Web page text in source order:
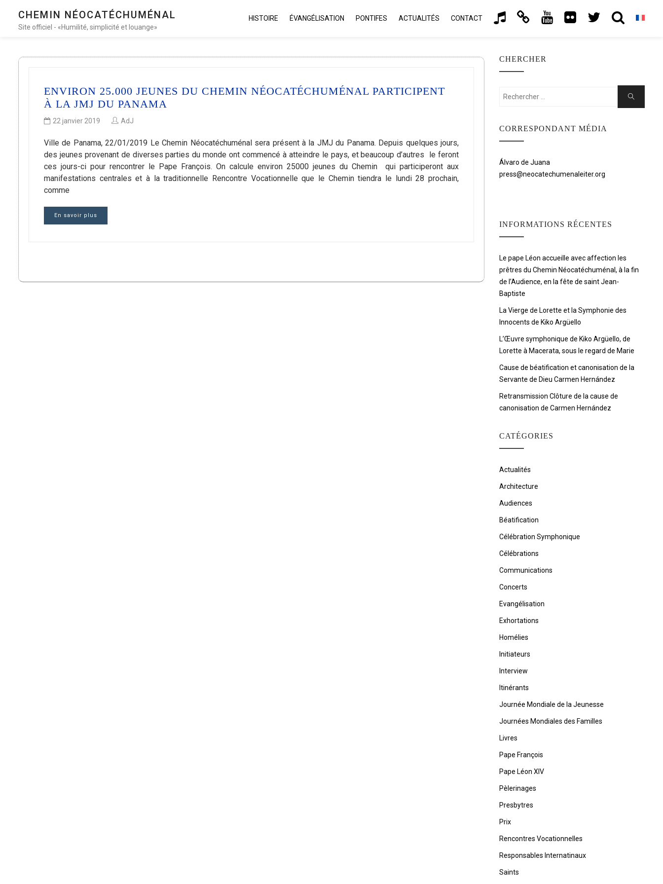
CHEMIN NÉOCATÉCHUMÉNAL
Site officiel - «Humilité, simplicité et louange»
HISTOIRE ÉVANGÉLISATION PONTIFES ACTUALITÉS CONTACT
ENVIRON 25.000 JEUNES DU CHEMIN NÉOCATÉCHUMÉNAL PARTICIPENT
À LA JMJ DU PANAMA
22 janvier 2019 AdJ
Ville de Panama, 22/01/2019 Le Chemin Néocatéchuménal sera présent à la JMJ du Panama. Depuis quelques jours,
des jeunes provenant de diverses parties du monde ont commencé à atteindre le pays, et beaucoup d’autres le feront
ces jours-ci pour rencontrer le Pape François. On calcule environ 25000 jeunes du Chemin qui participeront aux
manifestations centrales et à la traditionnelle Rencontre Vocationnelle que le Chemin tiendra le lundi 28 prochain,
comme
En savoir plus
CHERCHER
Rechercher:
Chercher
CORRESPONDANT MÉDIA
Álvaro de Juana
press@neocatechumenaleiter.org
INFORMATIONS RÉCENTES
Le pape Léon accueille avec affection les
prêtres du Chemin Néocatéchuménal, à la fin
de l’Audience, en la fête de saint Jean-
Baptiste
La Vierge de Lorette et la Symphonie des
Innocents de Kiko Argüello
L’Œuvre symphonique de Kiko Argüello, de
Lorette à Macerata, sous le regard de Marie
Cause de béatification et canonisation de la
Servante de Dieu Carmen Hernández
Retransmission Clôture de la cause de
canonisation de Carmen Hernández
CATÉGORIES
Actualités
Architecture
Audiences
Béatification
Célébration Symphonique
Célébrations
Communications
Concerts
Evangélisation
Exhortations
Homélies
Initiateurs
Interview
Itinérants
Journée Mondiale de la Jeunesse
Journées Mondiales des Familles
Livres
Pape François
Pape Léon XIV
Pèlerinages
Presbytres
Prix
Rencontres Vocationnelles
Responsables Internatinaux
Saints